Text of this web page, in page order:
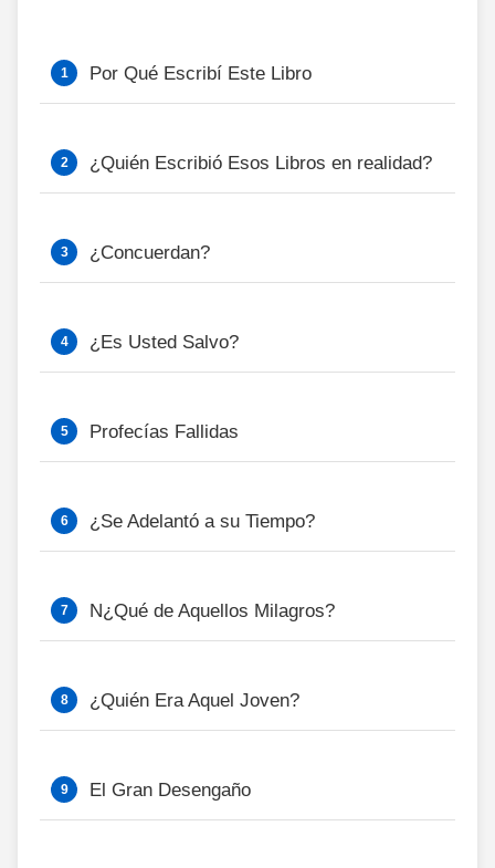
Por Qué Escribí Este Libro
¿Quién Escribió Esos Libros en realidad?
¿Concuerdan?
¿Es Usted Salvo?
Profecías Fallidas
¿Se Adelantó a su Tiempo?
N¿Qué de Aquellos Milagros?
¿Quién Era Aquel Joven?
El Gran Desengaño